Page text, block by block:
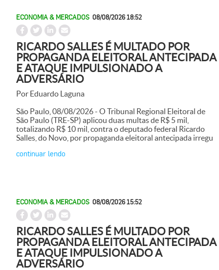
ECONOMIA & MERCADOS 08/08/2026 18:52
RICARDO SALLES É MULTADO POR
PROPAGANDA ELEITORAL ANTECIPADA
E ATAQUE IMPULSIONADO A
ADVERSÁRIO
Por Eduardo Laguna
São Paulo, 08/08/2026 - O Tribunal Regional Eleitoral de
São Paulo (TRE-SP) aplicou duas multas de R$ 5 mil,
totalizando R$ 10 mil, contra o deputado federal Ricardo
Salles, do Novo, por propaganda eleitoral antecipada irregu
continuar lendo
ECONOMIA & MERCADOS 08/08/2026 15:52
RICARDO SALLES É MULTADO POR
PROPAGANDA ELEITORAL ANTECIPADA
E ATAQUE IMPULSIONADO A
ADVERSÁRIO